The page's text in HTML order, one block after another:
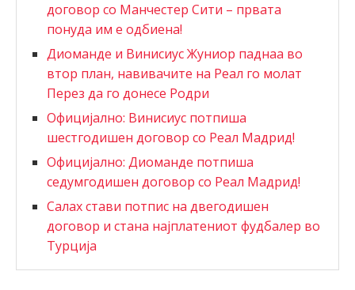
договор со Манчестер Сити – првата
понуда им е одбиена!
Диоманде и Винисиус Жуниор паднаа во
втор план, навивачите на Реал го молат
Перез да го донесе Родри
Официјално: Винисиус потпиша
шестгодишен договор со Реал Мадрид!
Официјално: Диоманде потпиша
седумгодишен договор со Реал Мадрид!
Салах стави потпис на двегодишен
договор и стана најплатениот фудбалер во
Турција